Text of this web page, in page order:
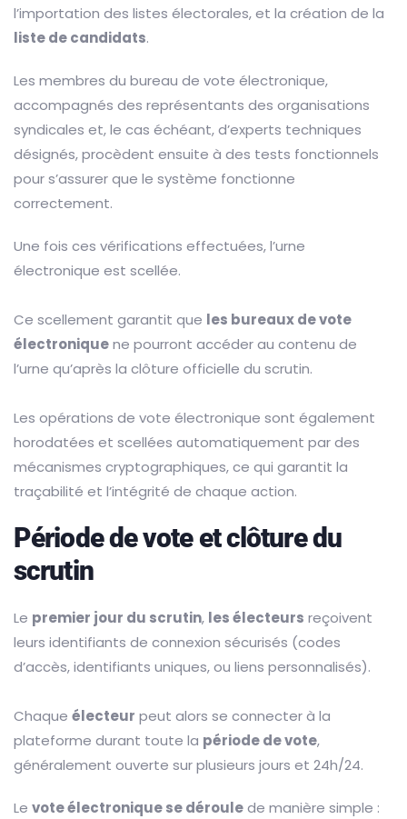
l’importation des listes électorales, et la création de la
liste de candidats.
Les membres du bureau de vote électronique,
accompagnés des représentants des organisations
syndicales et, le cas échéant, d’experts techniques
désignés, procèdent ensuite à des tests fonctionnels
pour s’assurer que le système fonctionne
correctement.
Une fois ces vérifications effectuées, l’urne
électronique est scellée.
Ce scellement garantit que les bureaux de vote
électroniquene pourront accéder au contenu de
l’urne qu’après la clôture officielle du scrutin.
Les opérations de vote électronique sont également
horodatées et scellées automatiquement par des
mécanismes cryptographiques, ce qui garantit la
traçabilité et l’intégrité de chaque action.
Période de vote et clôture du
scrutin
Le premier jour du scrutin, les électeurs reçoivent
leurs identifiants de connexion sécurisés (codes
d’accès, identifiants uniques, ou liens personnalisés).
Chaque électeur peut alors se connecter à la
plateforme durant toute la période de vote,
généralement ouverte sur plusieurs jours et 24h/24.
Le vote électronique se déroulede manière simple :